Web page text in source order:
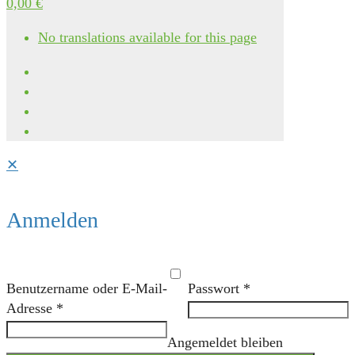
0,00 €
No translations available for this page
✕
Anmelden
Benutzername oder E-Mail-
Adresse *
Passwort *
Angemeldet bleiben